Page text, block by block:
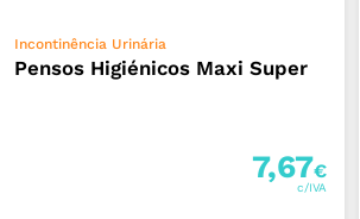
LER MAIS
Incontinência Urinária
Pensos Higiénicos Maxi Super
7,67€